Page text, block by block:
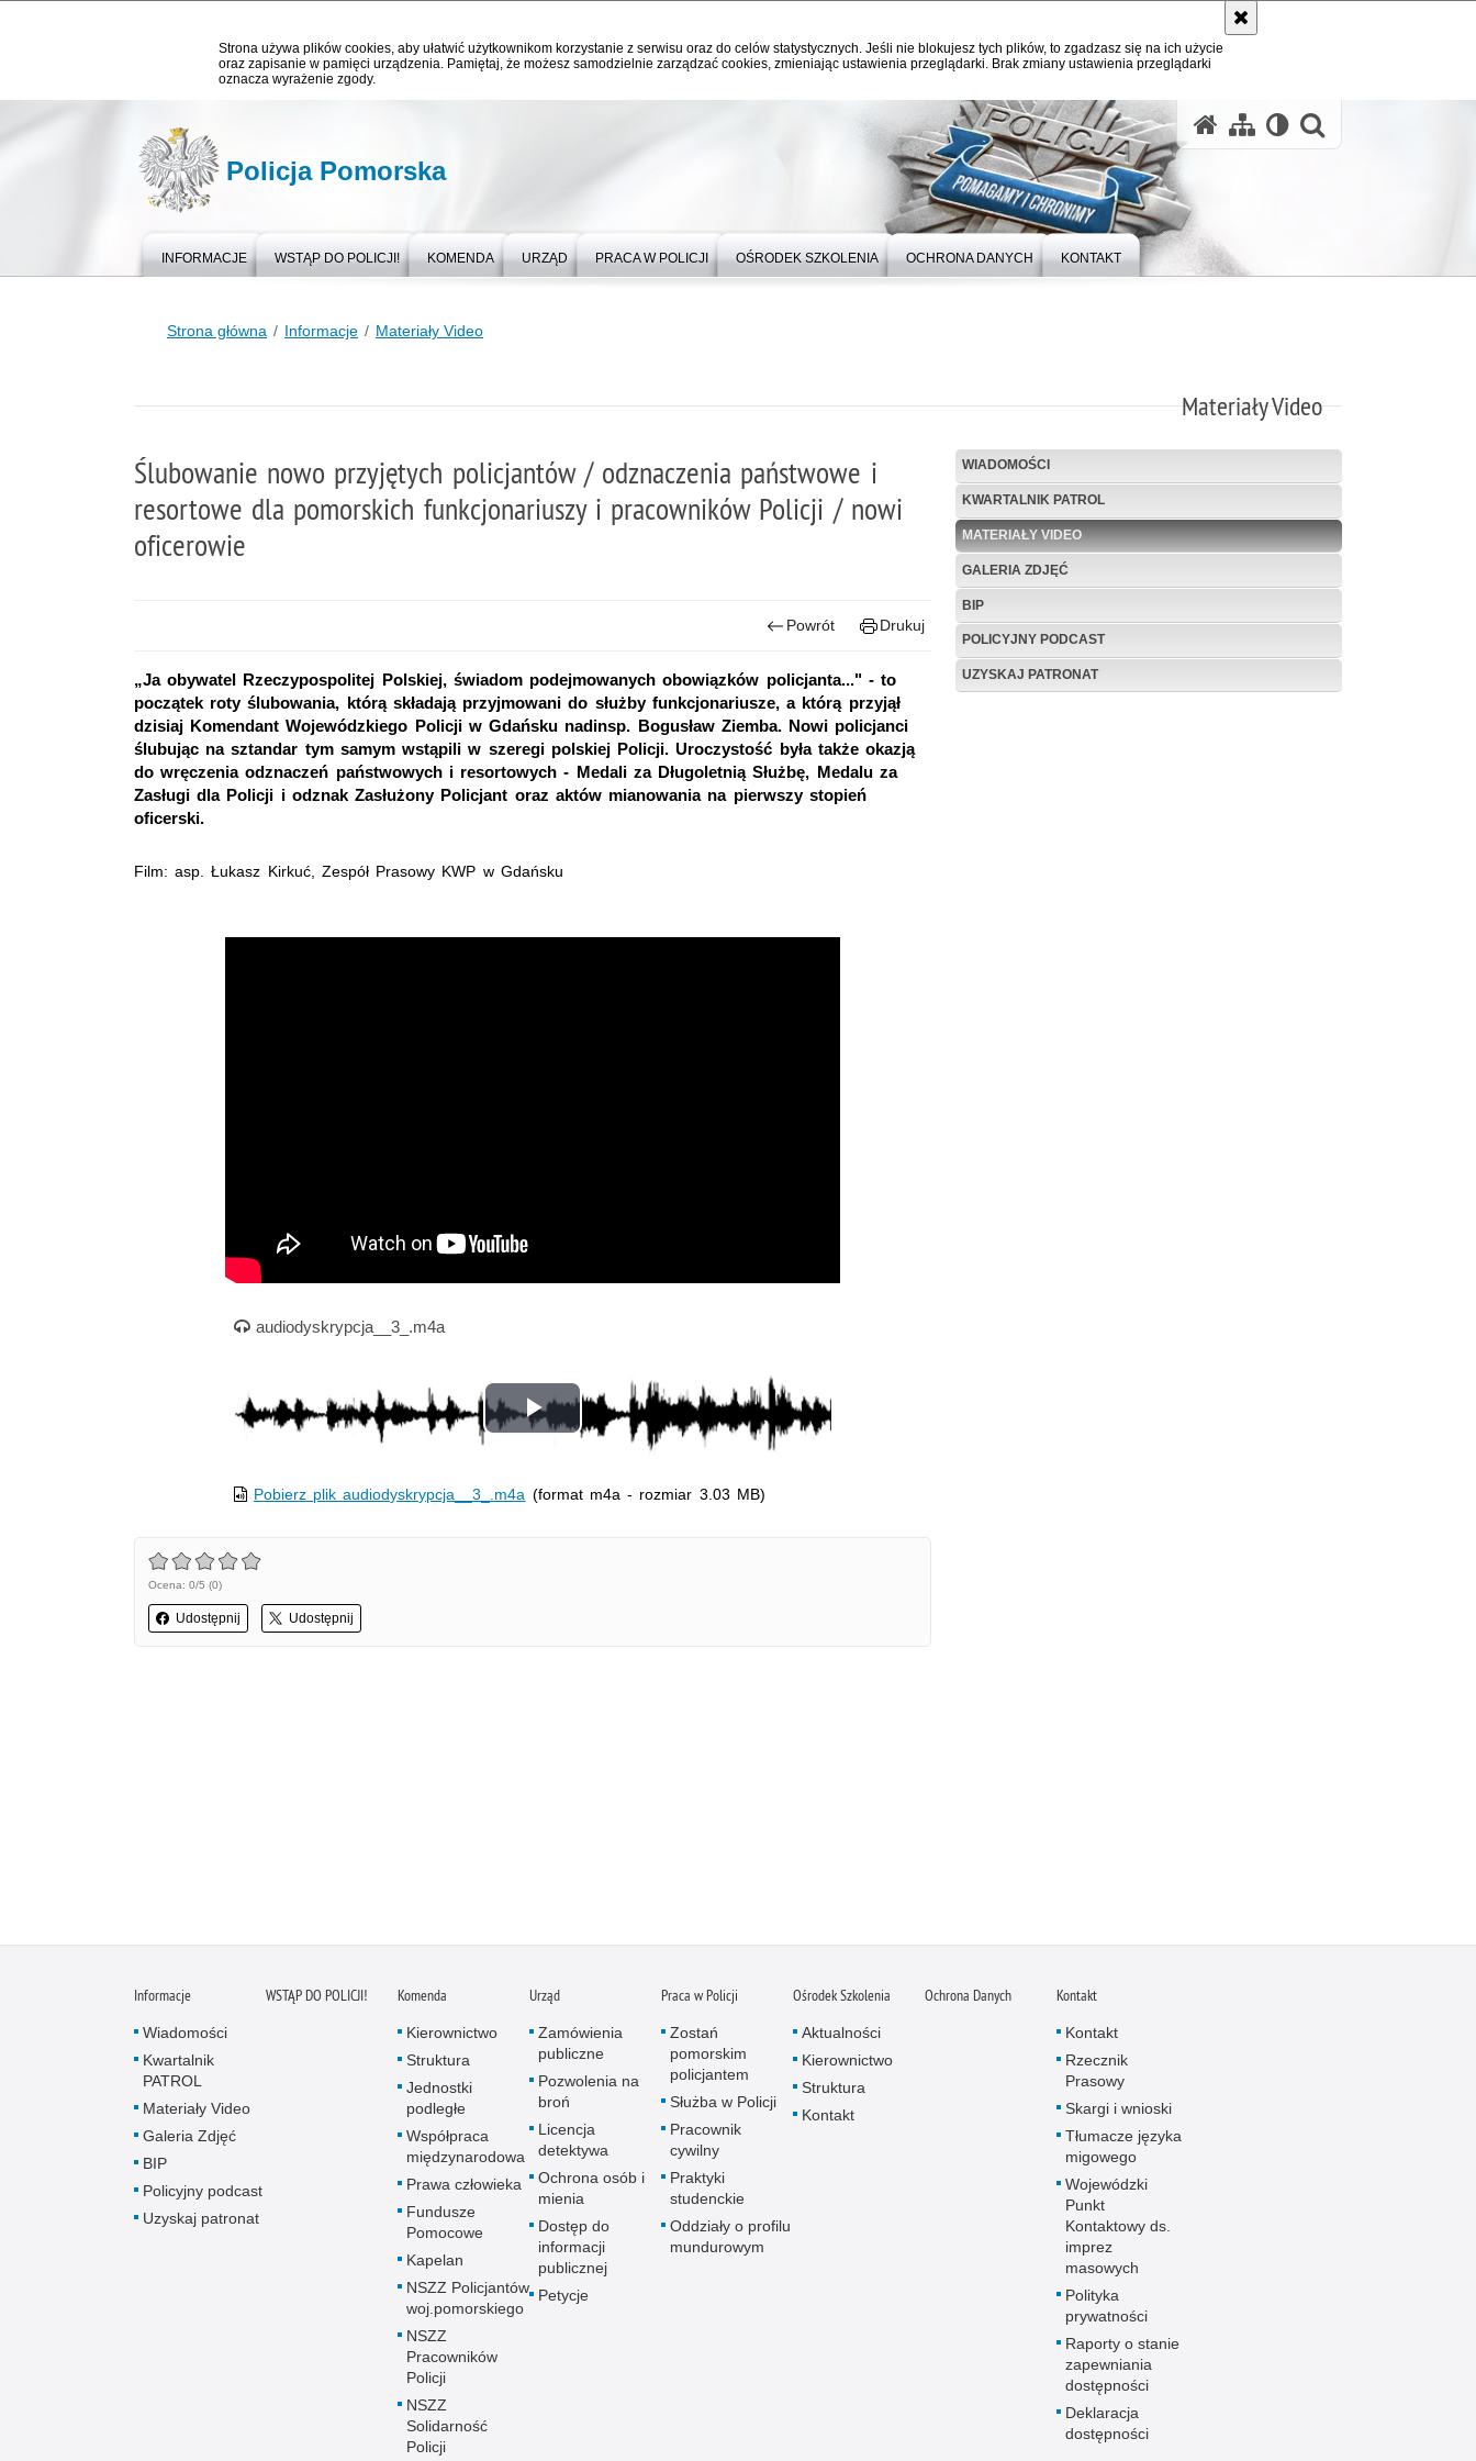
Strona używa plików cookies, aby ułatwić użytkownikom korzystanie z serwisu oraz do celów statystycznych. Jeśli nie blokujesz tych plików, to zgadzasz się na ich użycie
oraz zapisanie w pamięci urządzenia. Pamiętaj, że możesz samodzielnie zarządzać cookies, zmieniając ustawienia przeglądarki. Brak zmiany ustawienia przeglądarki
oznacza wyrażenie zgody.
Policja Pomorska
INFORMACJE WSTĄP DO POLICJI! KOMENDA URZĄD PRACA W POLICJI OŚRODEK SZKOLENIA OCHRONA DANYCH KONTAKT
Strona główna Informacje Materiały Video
Materiały Video
WIADOMOŚCI
KWARTALNIK PATROL
MATERIAŁY VIDEO
GALERIA ZDJĘĆ
BIP
POLICYJNY PODCAST
UZYSKAJ PATRONAT
Ślubowanie nowo przyjętych policjantów / odznaczenia państwowe i
resortowe dla pomorskich funkcjonariuszy i pracowników Policji / nowi
oficerowie
Powrót Drukuj
„Ja obywatel Rzeczypospolitej Polskiej, świadom podejmowanych obowiązków policjanta..." - to
początek roty ślubowania, którą składają przyjmowani do służby funkcjonariusze, a którą przyjął
dzisiaj Komendant Wojewódzkiego Policji w Gdańsku nadinsp. Bogusław Ziemba. Nowi policjanci
ślubując na sztandar tym samym wstąpili w szeregi polskiej Policji. Uroczystość była także okazją
do wręczenia odznaczeń państwowych i resortowych - Medali za Długoletnią Służbę, Medalu za
Zasługi dla Policji i odznak Zasłużony Policjant oraz aktów mianowania na pierwszy stopień
oficerski.
Film: asp. Łukasz Kirkuć, Zespół Prasowy KWP w Gdańsku
Nagranie audio
audiodyskrypcja__3_.m4a
Odtwórz
wideo
Pobierz plik audiodyskrypcja__3_.m4a (format m4a - rozmiar 3.03 MB)
Ocena: 0/5 (0)
Udostępnij Udostępnij
Informacje
Wiadomości
Kwartalnik
PATROL
Materiały Video
Galeria Zdjęć
BIP
Policyjny podcast
Uzyskaj patronat
WSTĄP DO POLICJI! Komenda
Kierownictwo
Struktura
Jednostki
podległe
Współpraca
międzynarodowa
Prawa człowieka
Fundusze
Pomocowe
Kapelan
NSZZ Policjantów
woj.pomorskiego
NSZZ
Pracowników
Policji
NSZZ
Solidarność
Policji
Urząd
Zamówienia
publiczne
Pozwolenia na
broń
Licencja
detektywa
Ochrona osób i
mienia
Dostęp do
informacji
publicznej
Petycje
Praca w Policji
Zostań
pomorskim
policjantem
Służba w Policji
Pracownik
cywilny
Praktyki
studenckie
Oddziały o profilu
mundurowym
Ośrodek Szkolenia
Aktualności
Kierownictwo
Struktura
Kontakt
Ochrona Danych Kontakt
Kontakt
Rzecznik
Prasowy
Skargi i wnioski
Tłumacze języka
migowego
Wojewódzki
Punkt
Kontaktowy ds.
imprez
masowych
Polityka
prywatności
Raporty o stanie
zapewniania
dostępności
Deklaracja
dostępności